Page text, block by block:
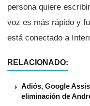
persona quiere
voz es más rápido y
está conectado a
RELACIONADO:
Adiós, Google
eliminación de